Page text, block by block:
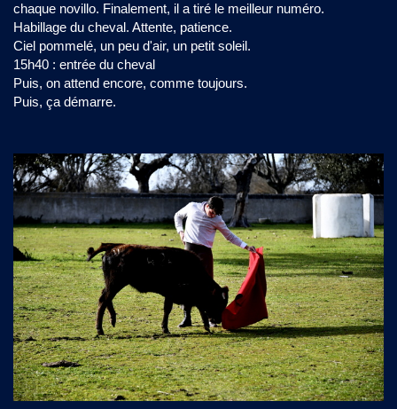
chaque novillo. Finalement, il a tiré le meilleur numéro.
Habillage du cheval. Attente, patience.
Ciel pommelé, un peu d'air, un petit soleil.
15h40 : entrée du cheval
Puis, on attend encore, comme toujours.
Puis, ça démarre.